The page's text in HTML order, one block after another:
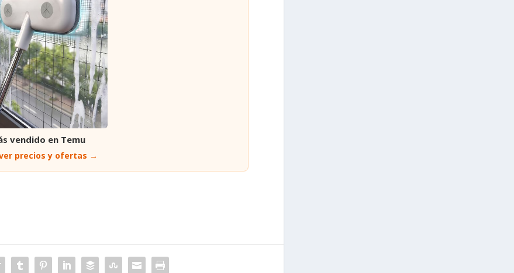
vendido en Temu
precios y ofertas →